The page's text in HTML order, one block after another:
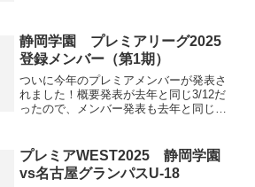
本朝鮮...
静岡学園 プレミアリーグ2025
登録メンバー（第1期）
ついに今年のプレミアメンバーが発表さ
れました！概要発表が去年と同じ3/12だ
ったので、メンバー発表も去年と同じ
HPで選手の身長・体重などのプロフィー
ルも発表される...
プレミアWEST2025 静岡学園
vs名古屋グランパスU-18